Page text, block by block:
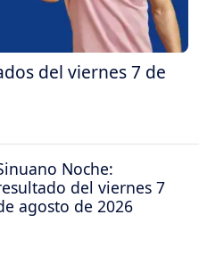
del viernes 7 de
Noche:
del viernes 7
agosto de 2026